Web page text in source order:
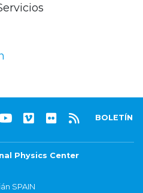
BOLETÍN
Physics Center
SPAIN